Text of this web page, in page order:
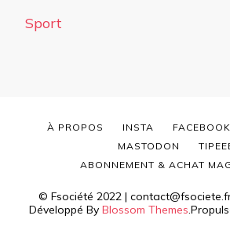
Sport
© Fsociété 2022 |
Développé By Blossom Themes
À PROPOS INSTA FACEBOOK
MASTODON
ABONNEMENT & ACHAT